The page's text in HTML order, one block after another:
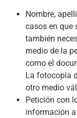
Nombre,
casos en que
también
medio de la
como el
La fotocopia
otro medio
Petición con
información a